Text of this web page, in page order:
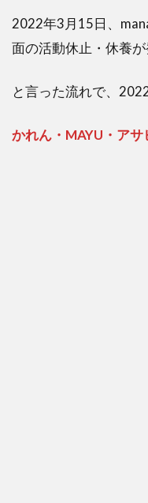
ま
め
2022年3月15日、
面の活動休止・休養が
と言った流れで、
かれん・MAYU・アサ